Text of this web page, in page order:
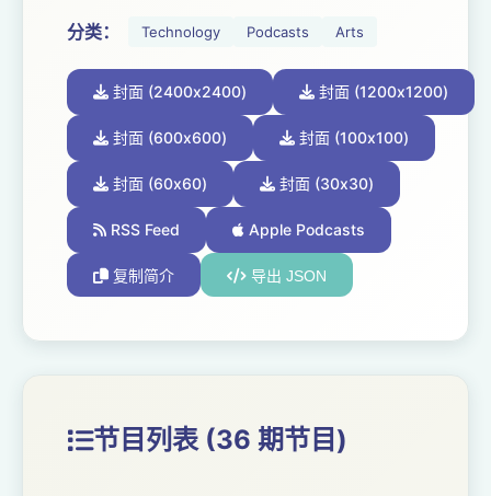
分类： Technology Podcasts Arts
封面 (2400x2400) 封面 (1200x1200)
封面 (600x600) 封面 (100x100)
封面 (60x60) 封面 (30x30)
RSS Feed Apple Podcasts
复制简介 导出 JSON
节目列表 (36 期节目)